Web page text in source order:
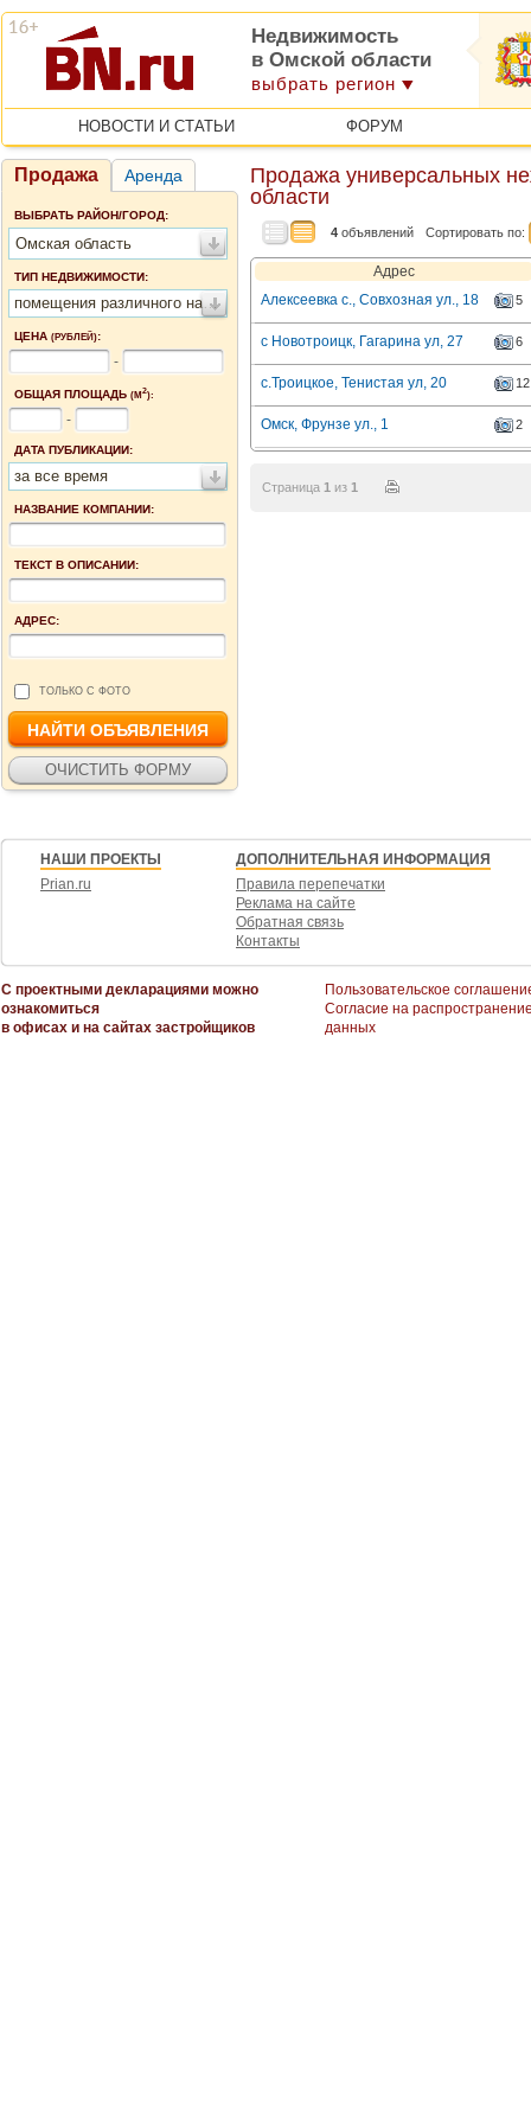
Недвижимость
в Омской области
выбрать регион
НОВОСТИ И СТАТЬИ ФОРУМ
Продажа Аренда
ВЫБРАТЬ РАЙОН/ГОРОД:
Омская область
ТИП НЕДВИЖИМОСТИ:
помещения различного назначения
ЦЕНА (РУБЛЕЙ):
-
ОБЩАЯ ПЛОЩАДЬ (М2):
-
ДАТА ПУБЛИКАЦИИ:
за все время
НАЗВАНИЕ КОМПАНИИ:
ТЕКСТ В ОПИСАНИИ:
АДРЕС:
ТОЛЬКО С ФОТО
Продажа универсальных
области
4 объявлений Сортировать по:
Адрес
Алексеевка с., Совхозная ул., 18
5
с Новотроицк, Гагарина ул, 27 6
с.Троицкое, Тенистая ул, 20 12
Омск, Фрунзе ул., 1 2
Страница 1 из 1
НАШИ ПРОЕКТЫ
Prian.ru
ДОПОЛНИТЕЛЬНАЯ ИНФОРМАЦИЯ
Правила перепечатки
Реклама на сайте
Обратная связь
Контакты
С проектными декларациями можно
ознакомиться
в офисах и на сайтах застройщиков
Пользовательское
Согласие на
данных